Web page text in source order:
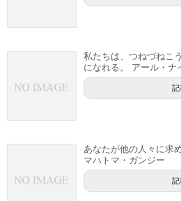
私たちは、つねづねこ
になれる。 アール・ナ
記
あなたが他の人々に求
マハトマ・ガンジー
記